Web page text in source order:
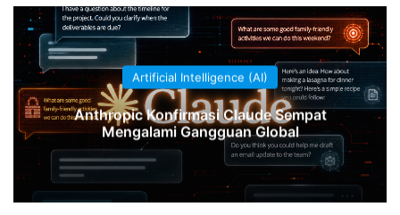
Artificial Intelligence (AI)
Anthropic Konfirmasi Claude Sempat
Mengalami Gangguan Global